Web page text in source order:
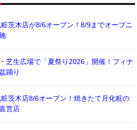
茨木店が8/6オープン！8/9までオープニ
芝生広場で「夏祭り2026」開催！フィナ
踊り
茨木店8/6オープン！焼きたて月化粧の
営店